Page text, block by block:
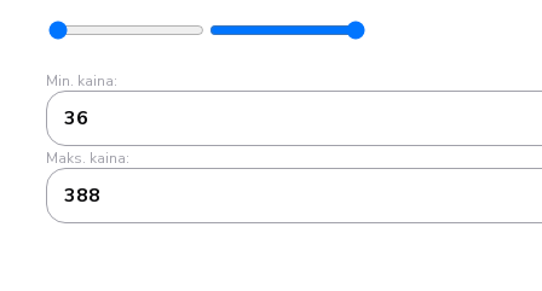
Min. kaina:
36
Maks. kaina:
388